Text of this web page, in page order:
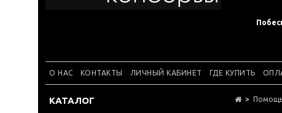
О НАС КОНТАКТЫ ЛИЧНЫЙ КАБИНЕТ ГДЕ КУПИТЬ
КАТАЛОГ